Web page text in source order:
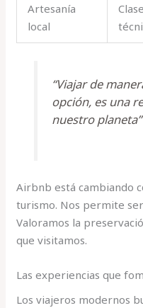
Artesanía
local
“Viajar de
opción, es una
nuestro planeta”
Airbnb está cambiando
turismo. Nos permite
Valoramos la
que visitamos.
Las experiencias que
Los viajeros modernos